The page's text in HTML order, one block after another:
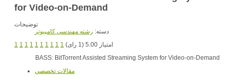
for Video-on-Demand
توضیحات
دسته: رشته مهندسي کامپيوتر
1 1 1 1 1 1 1 1 1 1
امتیاز 5.00 (1 رای)
BASS: BitTorrent Assisted Streaming System for Video-on-Demand
مقالات تخصصي